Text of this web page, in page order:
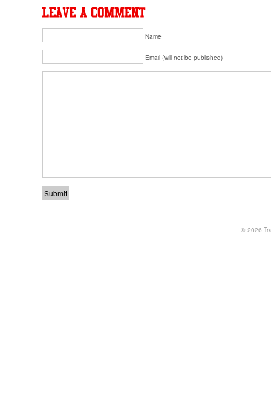
Name
Email (will not be published)
© 2026